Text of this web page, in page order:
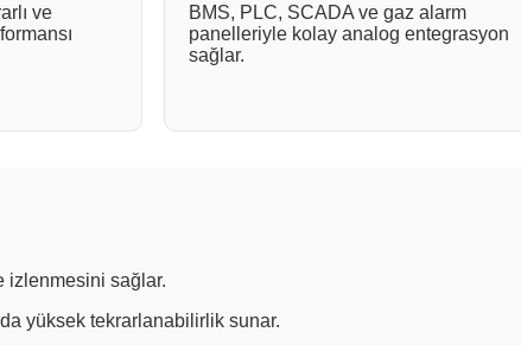
ve
BMS, PLC, SCADA ve gaz alarm
panelleriyle kolay analog entegrasyon
sağlar.
izlenmesini sağlar.
yüksek tekrarlanabilirlik sunar.